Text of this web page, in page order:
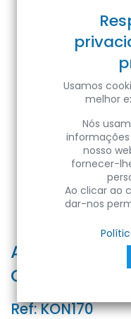
APPAR.
GESSO
Ref:KON170
Usamos
melhor
Nós
informações
nosso
fornecer-
Ao clicar ao
dar-nos